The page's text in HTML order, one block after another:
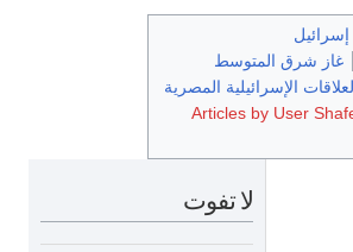
غاز شرق المتوسط
الإسرائيلية المصرية
Articles by User
لا تفوت